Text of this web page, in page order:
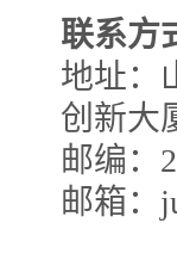
联系方
地址：
创新大
邮编：
邮箱：